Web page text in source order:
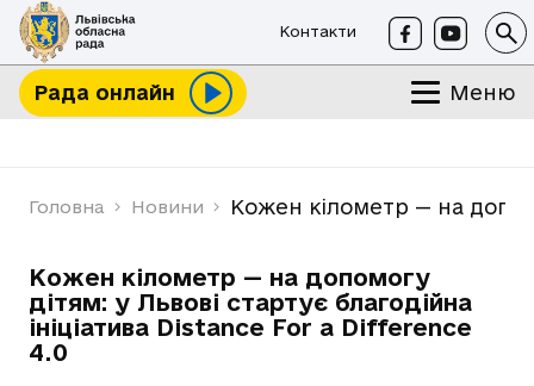
Контакти
Рада онлайн Меню
Головна Новини Кожен кілометр — на
Кожен кілометр — на допомогу
дітям: у Львові стартує благодійна
ініціатива Distance For a Difference
4.0